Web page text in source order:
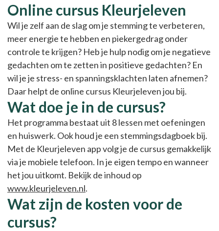
Kleur
je
leven
Online cursus Kleurjeleven
Wil je zelf aan de slag om je stemming te verbeteren,
meer energie te hebben en piekergedrag onder
controle te krijgen? Heb je hulp nodig om je negatieve
gedachten om te zetten in positieve gedachten? En
wil je je stress- en spanningsklachten laten afnemen?
Daar helpt de online cursus Kleurjeleven jou bij.
Wat doe je in de cursus?
Het programma bestaat uit 8 lessen met oefeningen
en huiswerk. Ook houd je een stemmingsdagboek bij.
Met de Kleurjeleven app volg je de cursus gemakkelijk
via je mobiele telefoon. In je eigen tempo en wanneer
het jou uitkomt. Bekijk de inhoud op
www.kleurjeleven.nl.
Wat zijn de kosten voor de
cursus?